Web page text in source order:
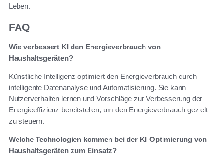
Leben.
FAQ
Wie verbessert KI den Energieverbrauch von
Haushaltsgeräten?
Künstliche Intelligenz optimiert den Energieverbrauch durch
intelligente Datenanalyse und Automatisierung. Sie kann
Nutzerverhalten lernen und Vorschläge zur Verbesserung der
Energieeffizienz bereitstellen, um den Energieverbrauch gezielt
zu steuern.
Welche Technologien kommen bei der KI-Optimierung von
Haushaltsgeräten zum Einsatz?